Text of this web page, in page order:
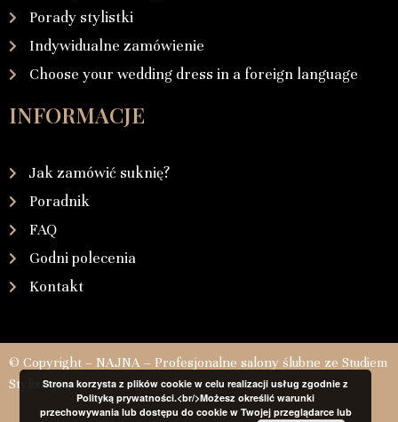
Porady stylistki
Indywidualne zamówienie
Choose your wedding dress in a foreign language
INFORMACJE
Jak zamówić suknię?
Poradnik
FAQ
Godni polecenia
Kontakt
© Copyright – NAJNA – Profesjonalne salony ślubne ze Studiem
StylizacjiStrona korzysta z plików cookie w celu realizacji usług zgodnie z
Polityką prywatności.<br/>Możesz określić warunki
przechowywania lub dostępu do cookie w Twojej przeglądarce lub